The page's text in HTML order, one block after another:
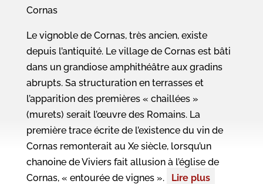
Cornas
Le vignoble de Cornas, très ancien, existe
depuis l’antiquité. Le village de Cornas est bâti
dans un grandiose amphithéâtre aux gradins
abrupts. Sa structuration en terrasses et
l’apparition des premières « chaillées »
(murets) serait l’œuvre des Romains. La
première trace écrite de l’existence du vin de
Cornas remonterait au Xe siècle, lorsqu’un
chanoine de Viviers fait allusion à l’église de
Cornas, « entourée de vignes ».
Lire plus